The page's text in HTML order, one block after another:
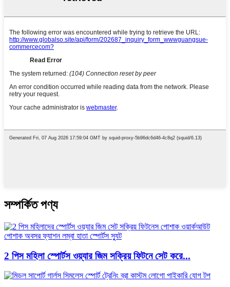
সম্পর্কিত পণ্য
2 পিস মহিলা স্পোর্টস ওয়্যার জিম সক্রিয় ফিটনে সেট করে...